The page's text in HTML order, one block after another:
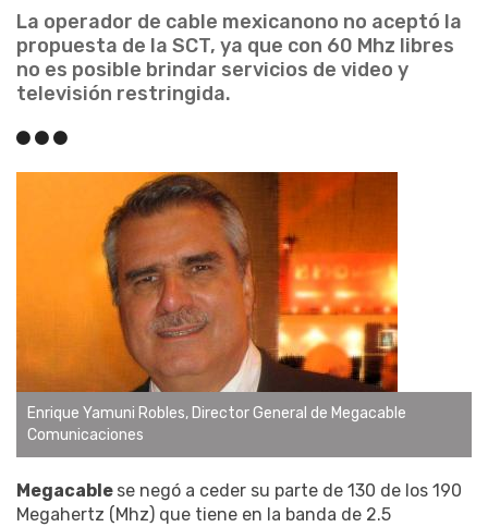
La operador de cable mexicanono no aceptó la
propuesta de la SCT, ya que con 60 Mhz libres
no es posible brindar servicios de video y
televisión restringida.
Enrique Yamuni Robles, Director General de Megacable
Comunicaciones
Megacable se negó a ceder su parte de 130 de los 190
Megahertz (Mhz) que tiene en la banda de 2.5